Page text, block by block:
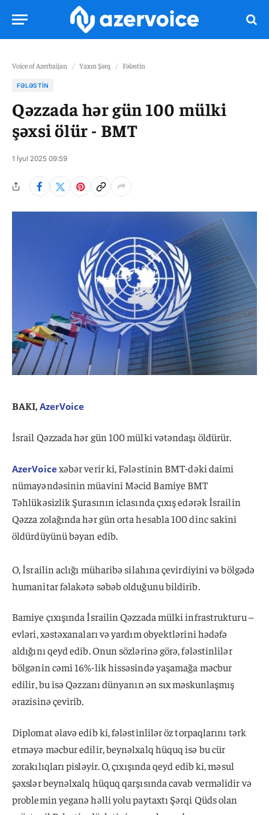
Voice of Azerbaijan / Yaxın Şərq / Fələstin
FƏLƏSTIN
Qəzzada hər gün 100 mülki
şəxsi ölür - BMT
1 İyul 2025 09:59
BAKI, AzerVoice
İsrail Qəzzada hər gün 100 mülki vətəndaşı öldürür.
AzerVoicexəbər verir ki, Fələstinin BMT-dəki daimi
nümayəndəsinin müavini Məcid Bamiye BMT
Təhlükəsizlik Şurasının iclasında çıxış edərək İsrailin
Qəzza zolağında hər gün orta hesabla 100 dinc sakini
öldürdüyünü bəyan edib.
O, İsrailin aclığı müharibə silahına çevirdiyini və bölgədə
humanitar fəlakətə səbəb olduğunu bildirib.
Bamiye çıxışında İsrailin Qəzzada mülki infrastrukturu –
evləri, xəstəxanaları və yardım obyektlərini hədəfə
aldığını qeyd edib. Onun sözlərinə görə, fələstinlilər
bölgənin cəmi 16%-lik hissəsində yaşamağa məcbur
edilir, bu isə Qəzzanı dünyanın ən sıx məskunlaşmış
ərazisinə çevirib.
Diplomat əlavə edib ki, fələstinlilər öz torpaqlarını tərk
etməyə məcbur edilir, beynəlxalq hüquq isə bu cür
zorakılıqları pisləyir. O, çıxışında qeyd edib ki, məsul
şəxslər beynəlxalq hüquq qarşısında cavab verməlidir və
problemin yeganə həlli yolu paytaxtı Şərqi Qüds olan